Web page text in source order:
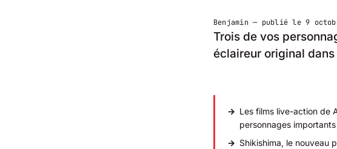
Benjamin— publié le9
Trois de vos
éclaireur original
Les films live-action de
personnages
Shikishima, le nouveau